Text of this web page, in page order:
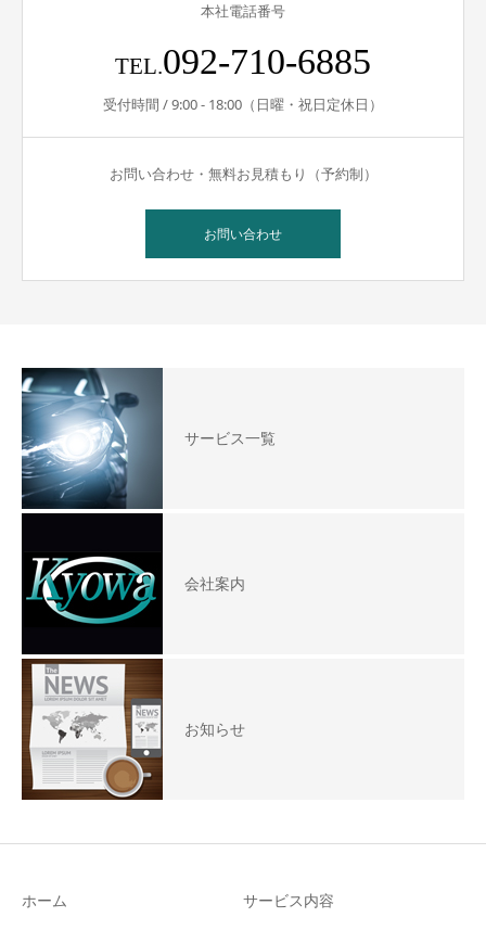
本社電話番号
TEL.092-710-6885
受付時間 / 9:00 - 18:00（日曜・祝日定休日）
お問い合わせ・無料お見積もり（予約制）
お問い合わせ
サービス一覧
会社案内
お知らせ
ホーム
サービス内容